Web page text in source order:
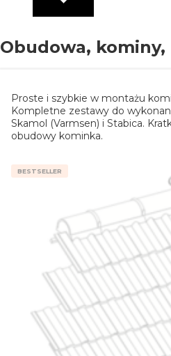
Obudowa,
Proste i szybkie w montażu
Kompletne zestawy do
Skamol (Varmsen) i Stabica.
obudowy kominka.
BESTSELLER